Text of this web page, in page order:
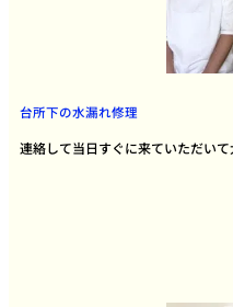
台所下の水漏れ修理
連絡して当日すぐに来ていただいて